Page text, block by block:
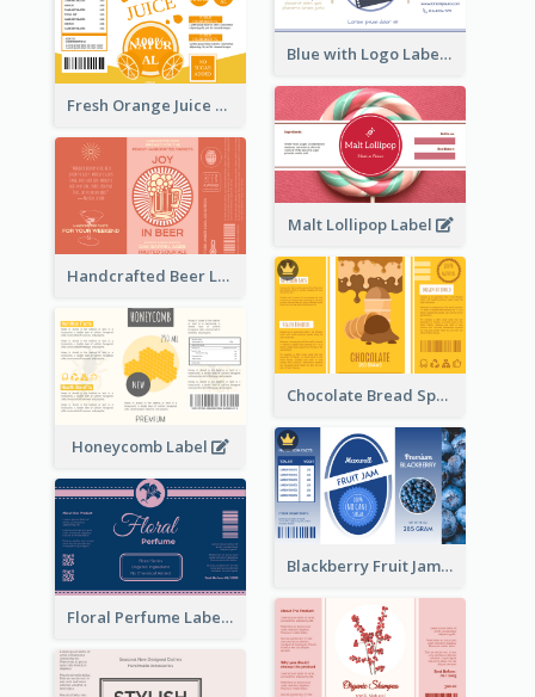
Blue with Logo Label
Fresh Orange Juice Label
Malt Lollipop Label
Handcrafted Beer Label
Chocolate Bread Spread Label
Honeycomb Label
Blackberry Fruit Jam Label
Floral Perfume Label